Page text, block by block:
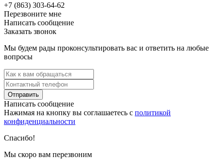
+7 (863) 303-64-62
Перезвоните мне
Написать сообщение
Заказать звонок
Мы будем рады проконсультировать вас и ответить на любые
вопросы
Отправить
Написать сообщение
Нажимая на кнопку вы соглашаетесь с политикой
конфиденциальности
Спасибо!
Мы скоро вам перезвоним